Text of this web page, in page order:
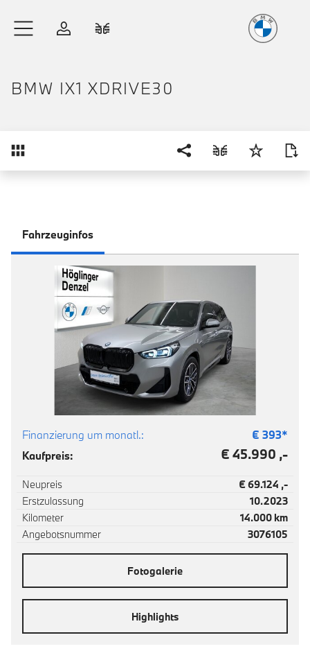
Anmelden
BMW IX1 XDRIVE30
Fahrzeuginfos
Finanzierung um monatl.: € 393*
Kaufpreis:
€ 45.990 ,-
Neupreis
€ 69.124 ,-
Erstzulassung
10.2023
Kilometer
14.000 km
Angebotsnummer
3076105
Fotogalerie
Highlights